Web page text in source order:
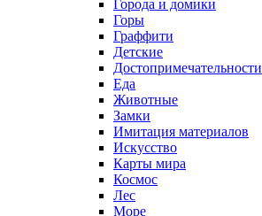
Города и домики
Горы
Граффити
Детские
Достопримечательности
Еда
Животные
Замки
Имитация материалов
Искусство
Карты мира
Космос
Лес
Море